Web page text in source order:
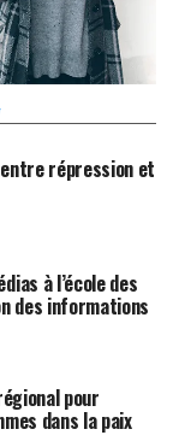
répression et
à l’école des
des informations
pour
dans la paix